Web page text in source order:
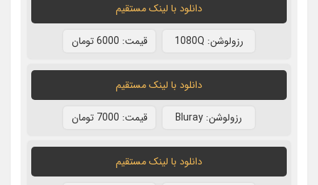
دانلود با لينک مستقيم
رزولوشن: 1080Q قيمت: 6000 تومان
دانلود با لينک مستقيم
رزولوشن: Bluray قيمت: 7000 تومان
دانلود با لينک مستقيم